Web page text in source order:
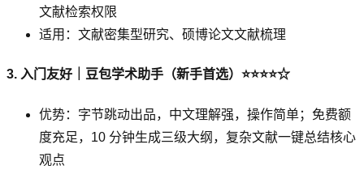
文献检索权限
适用：文献密集型研究、硕博论文文献梳理
3. 入门友好｜豆包学术助手（新手首选）⭐⭐⭐⭐☆
优势：字节跳动出品，中文理解强，操作简单；免费额
度充足，10 分钟生成三级大纲，复杂文献一键总结核心
观点